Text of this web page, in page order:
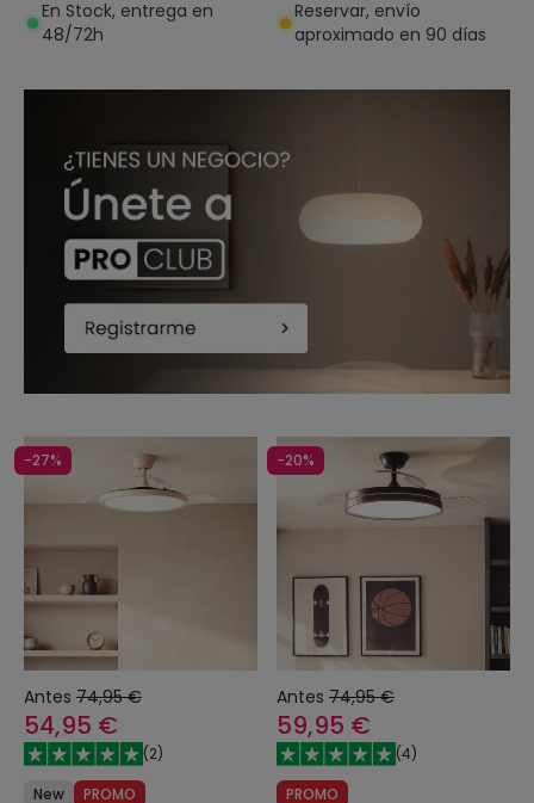
En Stock, entrega en
48/72h
Reservar, envío
aproximado en 90 días
-27%
Antes 74,95 €
54,95 €
(2)
New
PROMO
-20%
Antes 74,95 €
59,95 €
(4)
PROMO